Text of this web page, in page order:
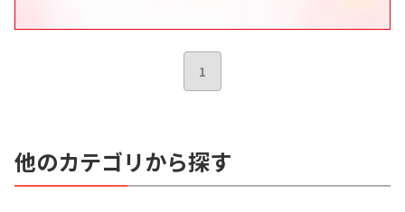
1
他のカテゴリから探す